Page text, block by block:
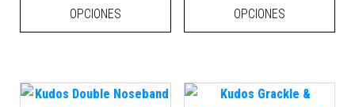
OPCIONES
OPCIONES